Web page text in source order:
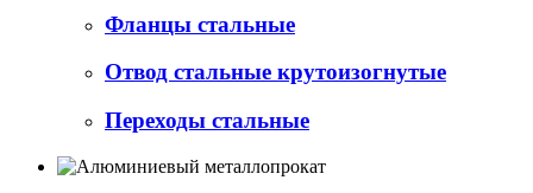
Фланцы стальные
Отвод стальные крутоизогнутые
Переходы стальные